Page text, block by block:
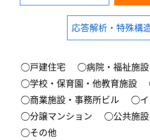
応答解析・特殊構
◯戸建住宅 ◯病院・福祉施設
◯学校・保育園・他教育施設
◯商業施設・事務所ビル
◯イ
◯分譲マンション
◯公共施
◯その他